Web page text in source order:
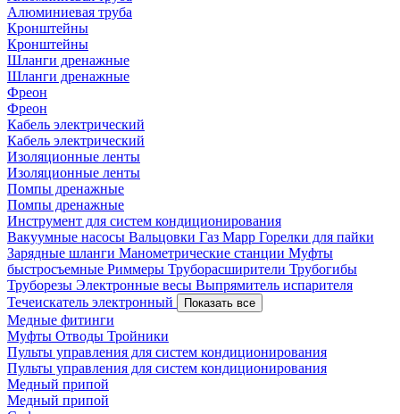
Алюминиевая труба
Кронштейны
Кронштейны
Шланги дренажные
Шланги дренажные
Фреон
Фреон
Кабель электрический
Кабель электрический
Изоляционные ленты
Изоляционные ленты
Помпы дренажные
Помпы дренажные
Инструмент для систем кондиционирования
Вакуумные насосы Вальцовки Газ Mapp Горелки для пайки
Зарядные шланги Манометрические станции Муфты
быстросъемные Риммеры Труборасширители Трубогибы
Труборезы Электронные весы Выпрямитель испарителя
Течеискатель электронный
Показать все
Медные фитинги
Муфты Отводы Тройники
Пульты управления для систем кондиционирования
Пульты управления для систем кондиционирования
Медный припой
Медный припой